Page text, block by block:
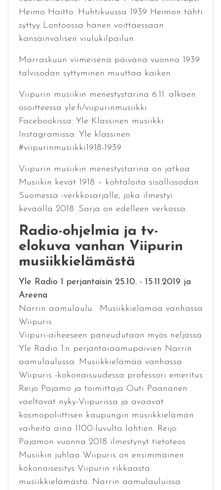
Heimo Haitto. Huhtikuussa 1939 Heimon tähti
syttyy Lontoossa hänen voittaessaan
kansainvälisen viulukilpailun.
Marraskuun viimeisenä päivänä vuonna 1939
talvisodan syttyminen muuttaa kaiken.
Viipurin musiikin menestystarina 6.11. alkaen
osoitteessa yle.fi/viipurinmusiikki
Facebookissa: Yle Klassinen musiikki
Instagramissa: Yle klassinen
#viipurinmusiikki1918-1939
Viipurin musiikin menestystarina on jatkoa
Musiikin kevät 1918 – kohtaloita sisällissodan
Suomessa -verkkosarjalle, joka ilmestyi
keväällä 2018. Sarja on edelleen verkossa.
Radio-ohjelmia ja tv-
elokuva vanhan Viipurin
musiikkielämästä
Yle Radio 1 perjantaisin 25.10. - 15.11.2019 ja
Areena
Narrin aamulaulu: Musiikkielämää vanhassa
Wiipuris
Viipuri-aiheeseen paneudutaan myös neljässä
Yle Radio 1:n perjantaiaamupäivien Narrin
aamulaulussa. Musiikkielämää vanhassa
Wiipuris -kokonaisuudessa professori emeritus
Reijo Pajamo ja toimittaja Outi Paananen
vaeltavat nyky-Viipurissa ja avaavat
kosmopoliittisen kaupungin musiikkielämän
vaiheita aina 1100-luvulta lähtien. Reijo
Pajamon vuonna 2018 ilmestynyt tietoteos
Musiikin juhlaa Wiipuris on ensimmäinen
kokonaisesitys Viipurin rikkaasta
musiikkielämästä. Narrin aamulauluissa